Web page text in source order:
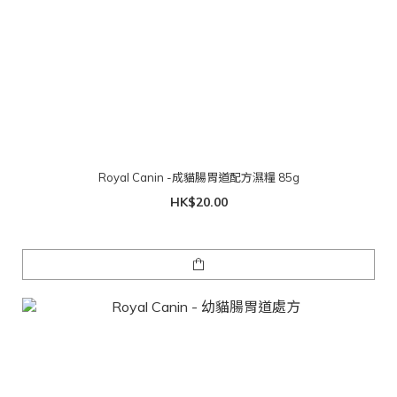
Royal Canin -成貓腸胃道配方濕糧 85g
HK$20.00